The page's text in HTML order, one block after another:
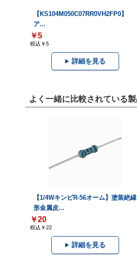
【KS104M050C07RR0VH2FP0】
ア...
￥5
税込￥5
詳細を見る
よく一緒に比較されている
【1/4WキンピR-56オーム】塗装絶縁
形金属皮...
￥20
税込￥22
詳細を見る